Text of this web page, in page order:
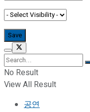
No Result
View All Result
공연